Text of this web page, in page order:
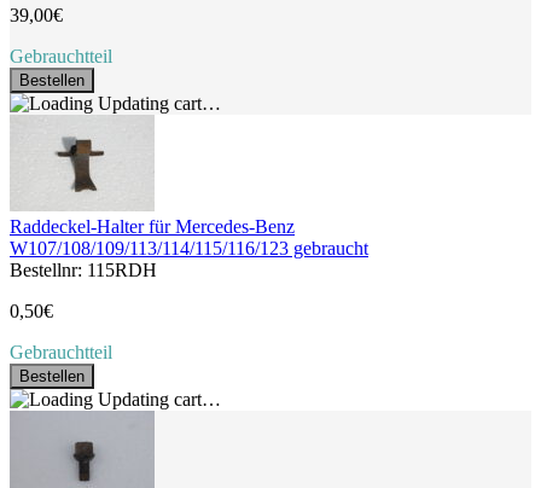
39,00€
Gebrauchtteil
Bestellen
Updating cart…
Raddeckel-Halter für Mercedes-Benz
W107/108/109/113/114/115/116/123 gebraucht
Bestellnr: 115RDH
0,50€
Gebrauchtteil
Bestellen
Updating cart…